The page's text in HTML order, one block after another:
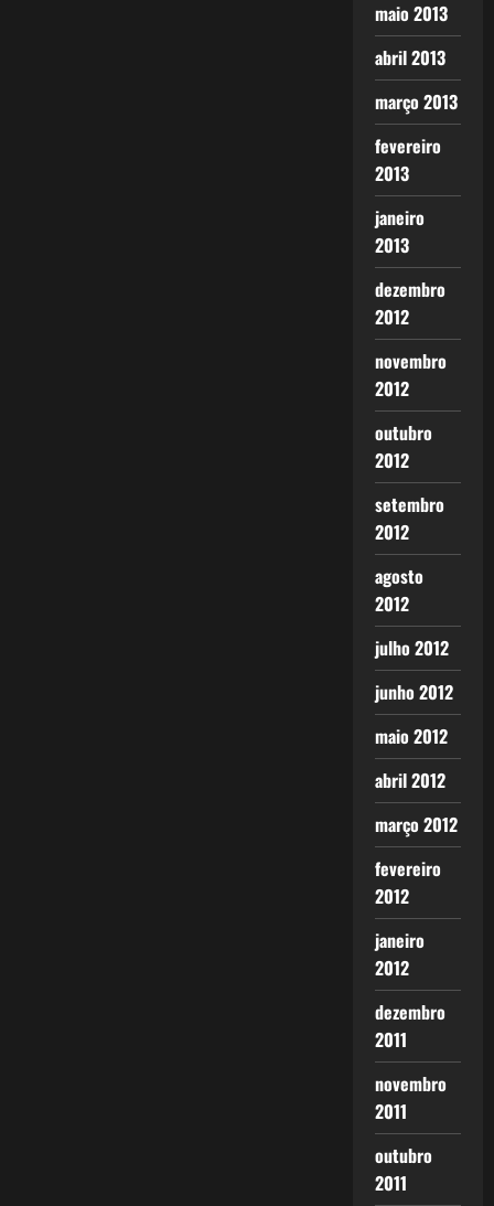
maio 2013
abril 2013
março 2013
fevereiro
2013
janeiro
2013
dezembro
2012
novembro
2012
outubro
2012
setembro
2012
agosto
2012
julho 2012
junho 2012
maio 2012
abril 2012
março 2012
fevereiro
2012
janeiro
2012
dezembro
2011
novembro
2011
outubro
2011